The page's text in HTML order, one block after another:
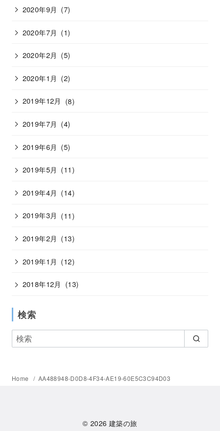
2020年9月 (7)
2020年7月 (1)
2020年2月 (5)
2020年1月 (2)
2019年12月 (8)
2019年7月 (4)
2019年6月 (5)
2019年5月 (11)
2019年4月 (14)
2019年3月 (11)
2019年2月 (13)
2019年1月 (12)
2018年12月 (13)
検索
Home AA488948-D0D8-4F34-AE19-60E5C3C94D03
© 2026建築の旅